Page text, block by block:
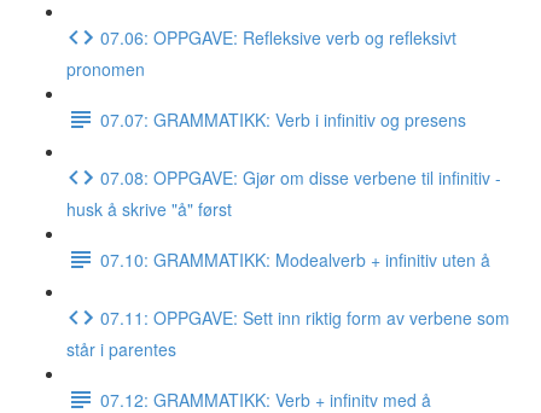
07.06: OPPGAVE: Refleksive verb og refleksivt
pronomen
07.07: GRAMMATIKK: Verb i infinitiv og presens
07.08: OPPGAVE: Gjør om disse verbene til infinitiv -
husk å skrive "å" først
07.10: GRAMMATIKK: Modealverb + infinitiv uten å
07.11: OPPGAVE: Sett inn riktig form av verbene som
står i parentes
07.12: GRAMMATIKK: Verb + infinitv med å